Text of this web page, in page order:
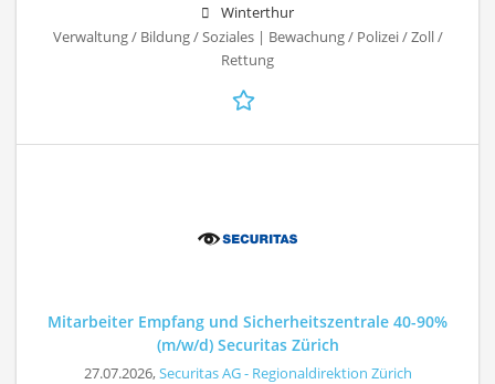
Winterthur
Verwaltung / Bildung / Soziales | Bewachung / Polizei / Zoll /
Rettung
Mitarbeiter Empfang und Sicherheitszentrale 40-90%
(m/w/d) Securitas Zürich
27.07.2026,Securitas AG - Regionaldirektion Zürich